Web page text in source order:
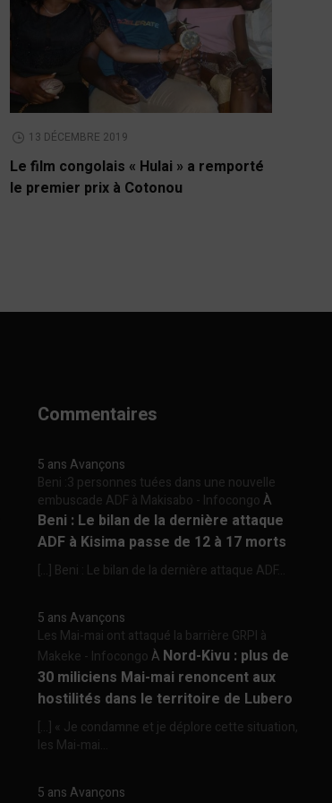
13 DÉCEMBRE 2019
Le film congolais « Hulai » a remporté
le premier prix à Cotonou
Commentaires
5 ans Avançons
Beni :3 personnes tuées dans une nouvelle
embuscade ADF à Makisabo - InfocongoÀ
Beni : Le bilan de la dernière attaque
ADF à Kisima passe de 12 à 17 morts
[…] Beni : Le bilan de la dernière attaque ADF...
5 ans Avançons
Les Mai-mai ont attaqué la barrière GRPI à
Makeke - InfocongoÀ Nord-Kivu : plus de
30 miliciens Mai-mai renoncent aux
hostilités dans le territoire de Lubero
[…] « Je condamne et je déplore cette situation,
les Mai-mai...
5 ans Avançons